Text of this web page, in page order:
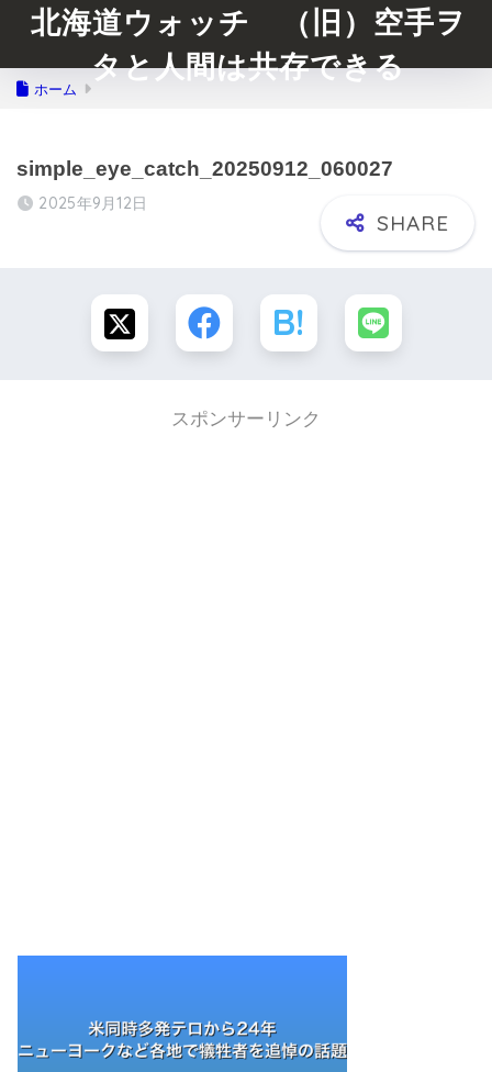
北海道ウォッチ （旧）空手ヲ
タと人間は共存できる
ホーム
simple_eye_catch_20250912_060027
2025年9月12日
スポンサーリンク